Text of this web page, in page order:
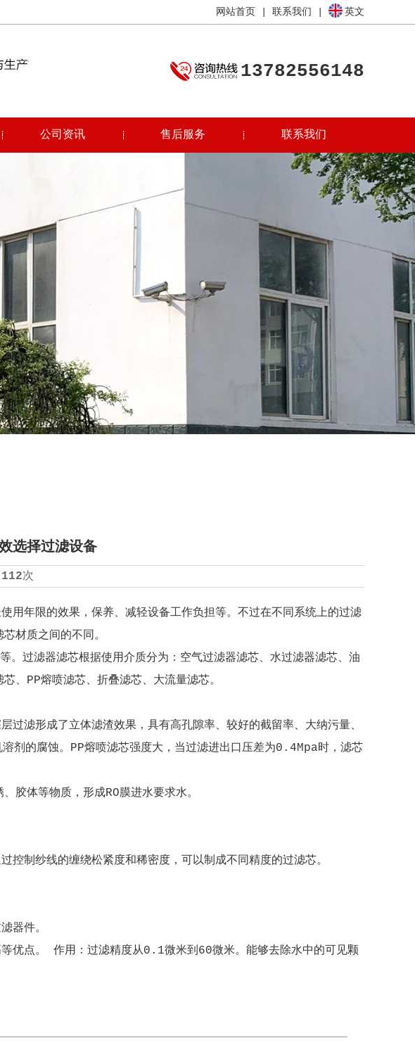
网站首页 联系我们 英文
13782556148
公司资讯 售后服务 联系我们
选择过滤设备
112次
限的效果，保养、减轻设备工作负担等。不过在不同系统上的过滤
材质之间的不同。
滤器滤芯根据使用介质分为：空气过滤器滤芯、水过滤器滤芯、油
、PP熔喷滤芯、折叠滤芯、大流量滤芯。
形成了立体滤渣效果，具有高孔隙率、较好的截留率、大纳污量、
剂的腐蚀。PP熔喷滤芯强度大，当过滤进出口压差为0.4Mpa时，滤芯
体等物质，形成RO膜进水要求水。
纱线的缠绕松紧度和稀密度，可以制成不同精度的过滤芯。
器件。
点。 作用：过滤精度从0.1微米到60微米。能够去除水中的可见颗